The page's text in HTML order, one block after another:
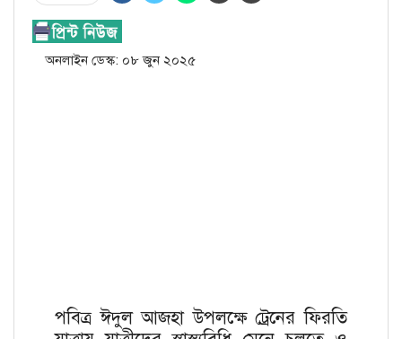
অনলাইন ডেস্ক: ০৮ জুন ২০২৫
পবিত্র ঈদুল আজহা উপলক্ষে ট্রেনের ফিরতি